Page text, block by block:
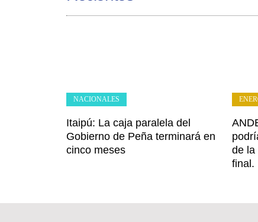
Itaipú: La caja paralela del
Gobierno de Peña terminará en
cinco meses
NACIONALES
de la
final.